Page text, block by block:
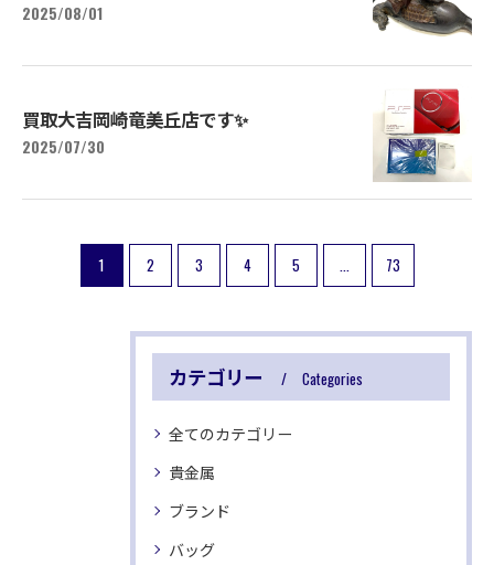
2025/08/01
買取大吉岡崎竜美丘店です✨
2025/07/30
1 2 3 4 5 ... 73
カテゴリー Categories
全てのカテゴリー
貴金属
ブランド
バッグ